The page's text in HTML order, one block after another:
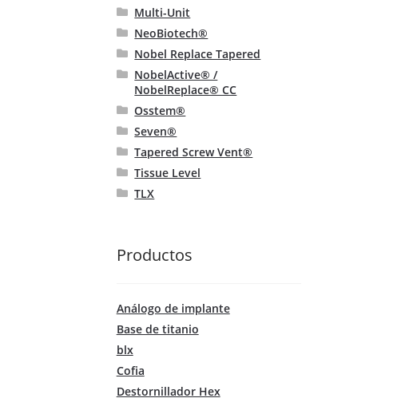
Multi-Unit
NeoBiotech®
Nobel Replace Tapered
NobelActive® /
NobelReplace® CC
Osstem®
Seven®
Tapered Screw Vent®
Tissue Level
TLX
Productos
Análogo de implante
Base de titanio
blx
Cofia
Destornillador Hex